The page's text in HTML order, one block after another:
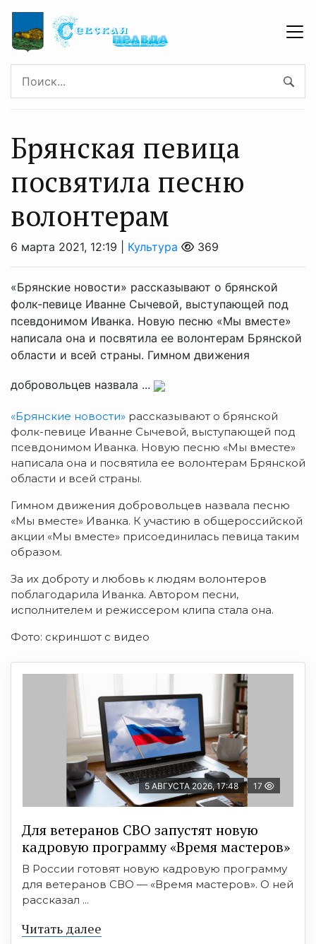
Брянская певица
посвятила песню
волонтерам
6 марта 2021, 12:19 | Культура 369
«Брянские новости» рассказывают о брянской
фолк-певице Иванне Сычевой, выступающей под
псевдонимом Иванка. Новую песню «Мы вместе»
написала она и посвятила ее волонтерам Брянской
области и всей страны. Гимном движения
добровольцев назвала ...
«Брянские новости» рассказывают о брянской
фолк-певице Иванне Сычевой, выступающей под
псевдонимом Иванка. Новую песню «Мы вместе»
написала она и посвятила ее волонтерам Брянской
области и всей страны.
Гимном движения добровольцев назвала песню
«Мы вместе» Иванка. К участию в общероссийской
акции «Мы вместе» присоединилась певица таким
образом.
За их доброту и любовь к людям волонтеров
поблагодарила Иванка. Автором песни,
исполнителем и режиссером клипа стала она.
Фото: скриншот с видео
5 АВГУСТА 2026, 17:48 17
Для ветеранов СВО запустят новую
кадровую программу «Время мастеров»
В России готовят новую кадровую программу
для ветеранов СВО — «Время мастеров». О ней
рассказал ...
Читать далее